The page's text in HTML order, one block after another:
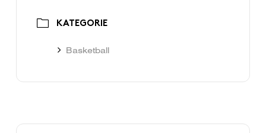
KATEGORIE
Basketball